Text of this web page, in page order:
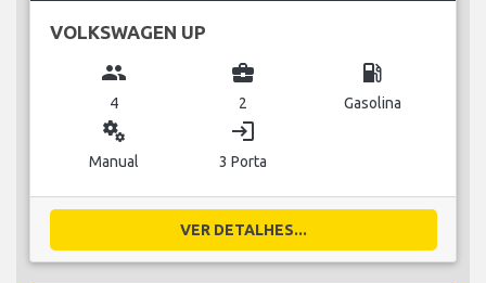
VOLKSWAGEN UP
group
4
business_center
2
local_gas_station
Gasolina
miscellaneous_services
Manual
login
3 Porta
VER DETALHES...